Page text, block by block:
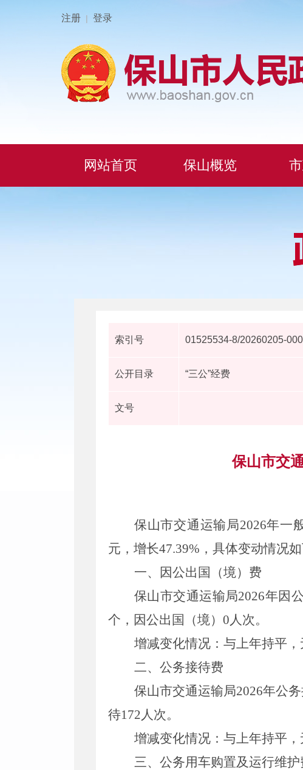
注册 | 登录
网站首页 保山概览
索引号 01525534-8/20260205-
公开目录 “三公”经费
文号
保山市交
保山市交通运输局2026年一
元，增长47.39% ，具体变动情况如
一、
因公出国（境）费
保山市交通运输局2026年因
个，因公出国（境） 0人次。
增减变化情况：与上年持平，
二、 公务接待费
保山市交通运输局2026年公
待172人次。
增减变化情况：与上年持平，
三、 公务用车购置及运行维护